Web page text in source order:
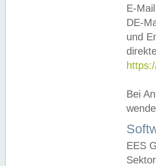
E-
DE-
und
Bei
EES